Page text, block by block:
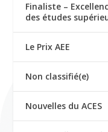
Finaliste –
des études
Le Prix AEE
Non classifié(e)
Nouvelles du ACES